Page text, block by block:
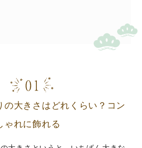
の大きさはどれくらい？コン
ゃれに飾れる